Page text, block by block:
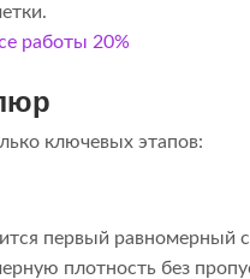
ключевых этапов:
первый равномерный
плотность без